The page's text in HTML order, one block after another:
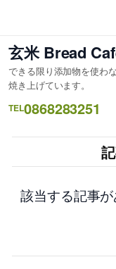
を
ス
キ
ッ
プ
玄米 Bread
できる限り添加物を使わ
焼き上げています。
TEL0868283251
該当する記事が